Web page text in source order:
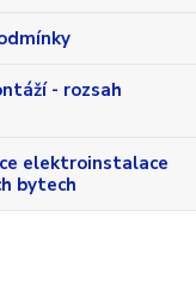
- rozsah
elektroinstalace
bytech